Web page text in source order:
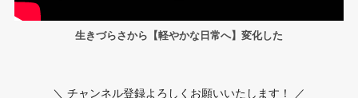
生きづらさから【軽やかな日常へ】変化した
＼ チャンネル登録よろしくお願いいたします！ ／